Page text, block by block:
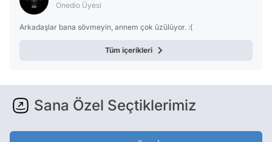
Onedio Üyesi
Arkadaşlar bana sövmeyin, annem çok üzülüyor. :(
Tüm içerikleri
Sana Özel Seçtiklerimiz